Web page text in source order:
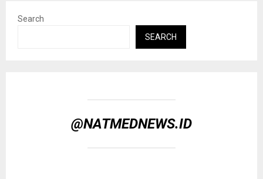
Search
SEARCH
@NATMEDNEWS.ID